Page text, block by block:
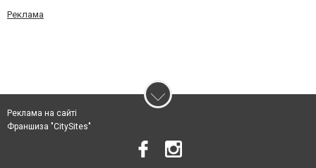
Реклама
Реклама на сайті
Франшиза "CitySites"